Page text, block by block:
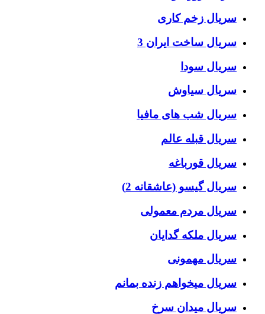
سریال زخم کاری
سریال ساخت ایران 3
سریال سودا
سریال سیاوش
سریال شب های مافیا
سریال قبله عالم
سریال قورباغه
سریال گیسو (عاشقانه 2)
سریال مردم معمولی
سریال ملکه گدایان
سریال مهمونی
سریال میخواهم زنده بمانم
سریال میدان سرخ